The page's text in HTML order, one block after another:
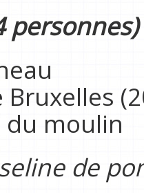
personnes)
du moulin
de